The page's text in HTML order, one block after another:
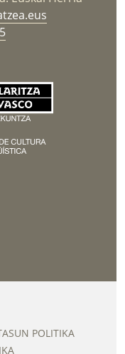
POLITIKA